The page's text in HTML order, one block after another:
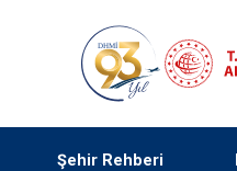
Şehir Rehberi